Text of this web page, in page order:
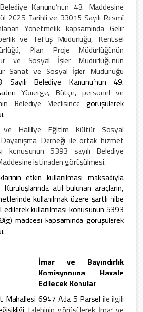
Kanunu’nun 48. Maddesine
2025 Tarihli ve 33015 Sayılı Resmî
Yönetmelik kapsamında Gelir
ve Teftiş Müdürlüğü, Kentsel
Plan Proje Müdürlüğünün
ve Sosyal İşler Müdürlüğünün
Sanat ve Sosyal İşler Müdürlüğü
Sayılı Belediye Kanunu’nun 49.
Yönerge, Bütçe, personel ve
Belediye Meclisince görüşülerek
ve Haliliye Eğitim Kültür Sosyal
Derneği ile ortak hizmet
konusunun 5393 sayılı Belediye
istinaden görüşülmesi.
etkin kullanılması maksadıyla
atıl bulunan araçların,
kullanılmak üzere şartlı hibe
edilerek kullanılması konusunun 5393
maddesi kapsamında görüşülerek
İmar ve Bayındırlık
Komisyonuna Havale
Edilecek Konular
Mahallesi 6947 Ada 5 Parsel ile ilgili
talebinin görüşülerek İmar ve